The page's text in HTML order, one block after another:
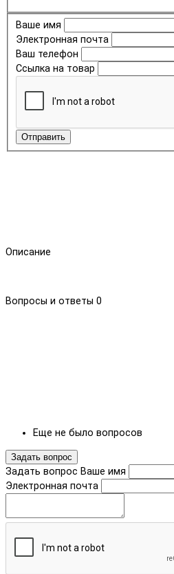
Ваше имя
Электронная почта
Ваш телефон
Ссылка на товар
Отправить
Описание
Вопросы и ответы 0
Еще не было вопросов
Задать вопрос
Задать вопрос Ваше имя
Электронная почта